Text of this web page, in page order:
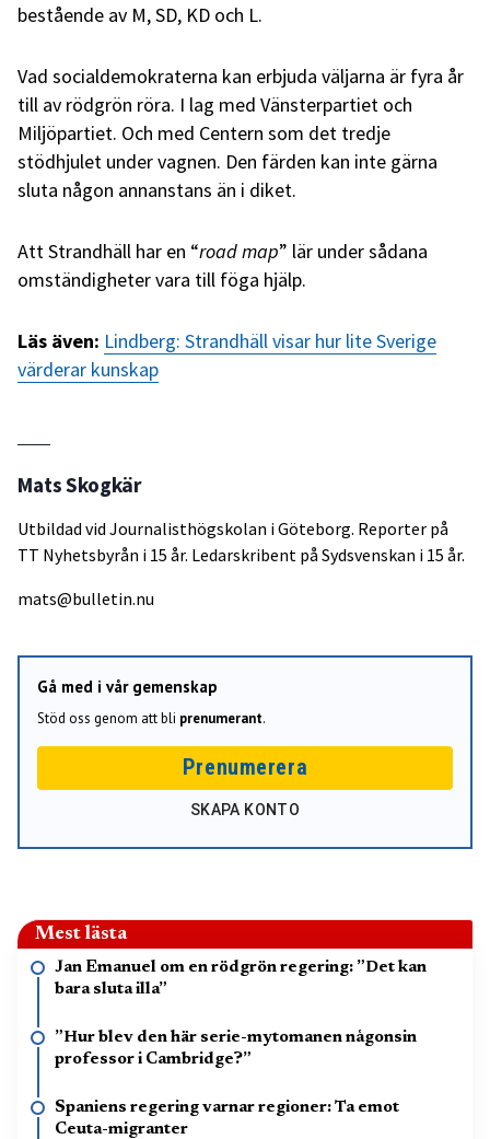
bestående av M, SD, KD och L.
Vad socialdemokraterna kan erbjuda väljarna är fyra år
till av rödgrön röra. I lag med Vänsterpartiet och
Miljöpartiet. Och med Centern som det tredje
stödhjulet under vagnen. Den färden kan inte gärna
sluta någon annanstans än i diket.
Att Strandhäll har en “road map” lär under sådana
omständigheter vara till föga hjälp.
Läs även: Lindberg: Strandhäll visar hur lite Sverige
värderar kunskap
Mats Skogkär
Utbildad vid Journalisthögskolan i Göteborg. Reporter på
TT Nyhetsbyrån i 15 år. Ledarskribent på Sydsvenskan i 15 år.
mats@bulletin.nu
Gå med i vår gemenskap
Stöd oss genom att bli prenumerant.
Prenumerera
SKAPA KONTO
Mest lästa
Jan Emanuel om en rödgrön regering: ”Det kan
bara sluta illa”
”Hur blev den här serie-mytomanen någonsin
professor i Cambridge?”
Spaniens regering varnar regioner: Ta emot
Ceuta-migranter